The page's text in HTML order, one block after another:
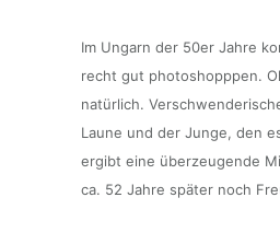
Im Ungarn der 50er Jahre
recht gut photoshopppen.
natürlich.
Laune und der Junge, den
ergibt eine überzeugende
ca. 52 Jahre später noch